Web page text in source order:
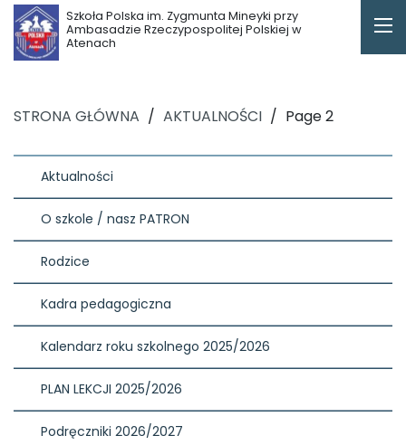
Szkoła Polska im. Zygmunta Mineyki przy
Ambasadzie Rzeczypospolitej Polskiej w
Atenach
STRONA GŁÓWNA / AKTUALNOŚCI / Page 2
Aktualności
O szkole / nasz PATRON
Rodzice
Kadra pedagogiczna
Kalendarz roku szkolnego 2025/2026
PLAN LEKCJI 2025/2026
Podręczniki 2026/2027